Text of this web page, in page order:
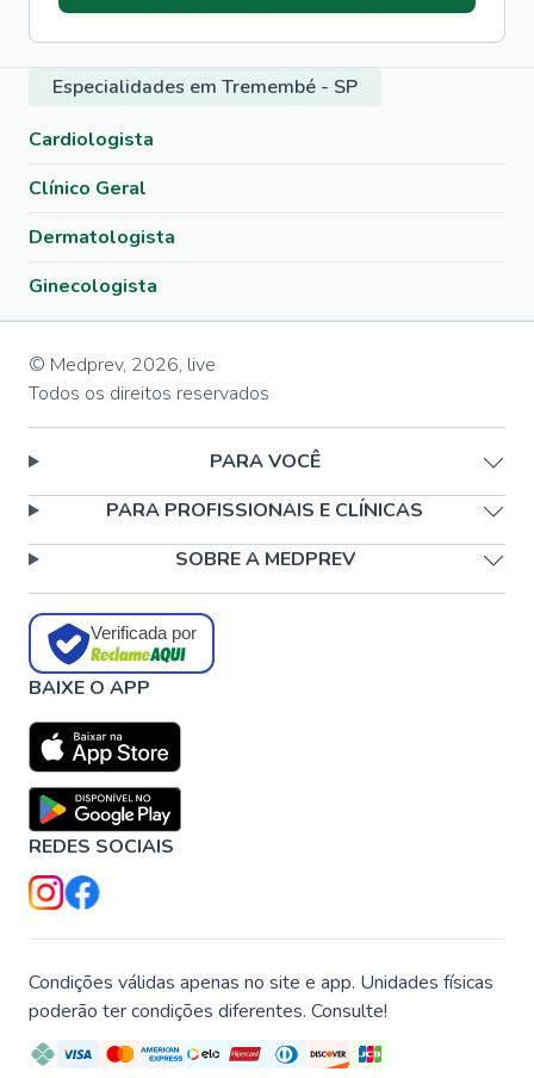
Especialidades em Tremembé - SP
Cardiologista
Clínico Geral
Dermatologista
Ginecologista
© Medprev, 2026, live
Todos os direitos reservados
PARA VOCÊ
PARA PROFISSIONAIS E CLÍNICAS
SOBRE A MEDPREV
Verificada por
BAIXE O APP
REDES SOCIAIS
Condições válidas apenas no site e app. Unidades físicas
poderão ter condições diferentes. Consulte!